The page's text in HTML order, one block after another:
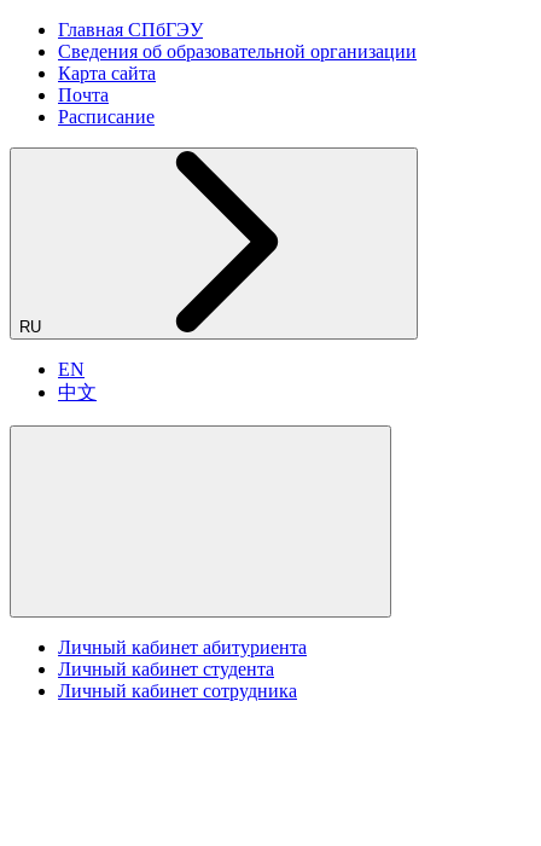
Главная СПбГЭУ
Сведения об образовательной организации
Карта сайта
Почта
Расписание
RU
EN
中文
Личный кабинет абитуриента
Личный кабинет студента
Личный кабинет сотрудника